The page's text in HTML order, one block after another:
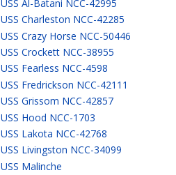
USS Al-Batani NCC-42995
USS Charleston NCC-42285
USS Crazy Horse NCC-50446
USS Crockett NCC-38955
USS Fearless NCC-4598
USS Fredrickson NCC-42111
USS Grissom NCC-42857
USS Hood NCC-1703
USS Lakota NCC-42768
USS Livingston NCC-34099
USS Malinche